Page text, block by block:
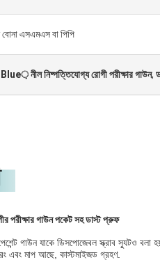
বোনা এসএমএস বা পিপি
Blue় নীল নিষ্পত্তিযোগ্য রোগী পরীক্ষার গাউন,
পরীক্ষার গাউন পকেট সহ ডাস্ট প্রুফ
গাউন যাকে ডিসপোজেবল স্ক্রাব স্যুটও বলা
মাপ আছে, কাস্টমাইজড গ্রহণ.